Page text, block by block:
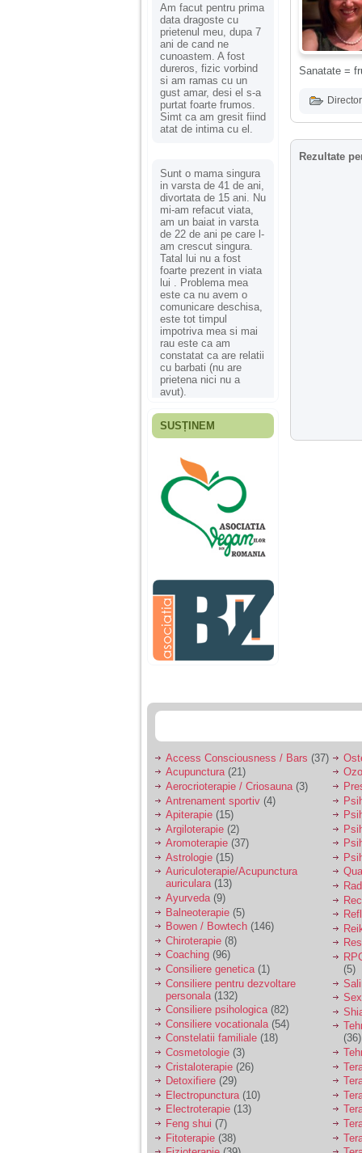
Am facut pentru prima
data dragoste cu
prietenul meu, dupa 7
ani de cand ne
cunoastem. A fost
dureros, fizic vorbind
si am ramas cu un
gust amar, desi el s-a
purtat foarte frumos.
Simt ca am gresit fiind
atat de intima cu el.
Sunt o mama singura
in varsta de 41 de ani,
divortata de 15 ani. Nu
mi-am refacut viata,
am un baiat in varsta
de 22 de ani pe care l-
am crescut singura.
Tatal lui nu a fost
foarte prezent in viata
lui . Problema mea
este ca nu avem o
comunicare deschisa,
este tot timpul
impotriva mea si mai
rau este ca am
constatat ca are relatii
cu barbati (nu are
prietena nici nu a
avut).
Fiica mea s-a nascut
ani, privind in urma
realizez cat de multe
greseli am facut in
educatia si cresterea
ei, am fost o mama
egoista, preocupata
de implinirea
profesionala, cand ea
era mica am neglijat-
agresiva, orice
greseala era taxata cu
o palma sau pedepse.
De 4 ani am o relatie
serioasa cu un barbat
sa se manifeste o
Ma aflu aici pentru ca
vreau sa stiu daca am
nevoie de un psiholog
sau psihiatru.
Sunt casatorita, am
31 de ani si un copil in
varsta de 2 ani care
mi-e lumina ochilor.
De ceva timp simt ca
mi s-a adunat
oboseala, o oboseala
cronica de care nu pot
scapa si simt ca din
cauza ei nu pot
controla nervii si
cateodata are copilul
de suferit.
Am o bariera peste
care nu pot trece:
prietena mea a ramas
insarcinata cu o fata.
Am fost de comun
acord sa facem un
copil, cu gandul ca e
baiat.
SUSȚINEM
Sanatate =
Rezultate
Access Consciousness / Bars (37)
Acupunctura(21)
Aerocrioterapie / Criosauna (3)
Antrenament sportiv (4)
Apiterapie (15)
Argiloterapie (2)
Aromoterapie (37)
Astrologie (15)
Auriculoterapie/Acupunctura
auriculara(13)
Ayurveda(9)
Balneoterapie (5)
Bowen / Bowtech (146)
Chiroterapie (8)
Coaching (96)
Consiliere genetica(1)
Consiliere pentru dezvoltare
personala (132)
Consiliere psihologica(82)
Consiliere vocationala (54)
Constelatii familiale (18)
Cosmetologie (3)
Cristaloterapie (26)
Detoxifiere (29)
Electropunctura (10)
Electroterapie (13)
Feng shui (7)
Fitoterapie (38)
(5)
(36)